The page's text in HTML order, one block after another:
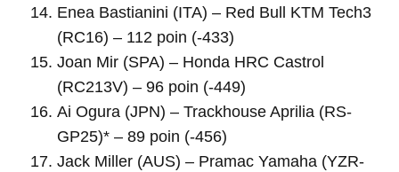
Enea Bastianini (ITA) – Red Bull KTM Tech3
(RC16) – 112 poin (-433)
Joan Mir (SPA) – Honda HRC Castrol
(RC213V) – 96 poin (-449)
Ai Ogura (JPN) – Trackhouse Aprilia (RS-
GP25)* – 89 poin (-456)
Jack Miller (AUS) – Pramac Yamaha (YZR-